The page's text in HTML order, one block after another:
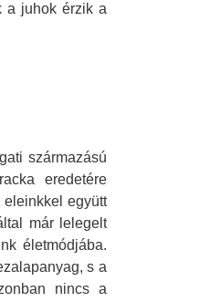
a juhok érzik a
származású
eredetére
együtt
már lelegelt
életmódjába.
s a
nincs a